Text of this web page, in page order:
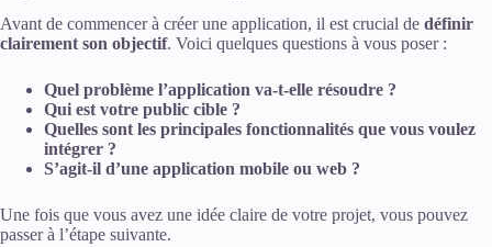
Avant de commencer à créer une application, il est crucial de définir
clairement son objectif. Voici quelques questions à vous poser :
Quel problème l’application va-t-elle résoudre ?
Qui est votre public cible ?
Quelles sont les principales fonctionnalités que vous voulez
intégrer ?
S’agit-il d’une application mobile ou web ?
Une fois que vous avez une idée claire de votre projet, vous pouvez
passer à l’étape suivante.